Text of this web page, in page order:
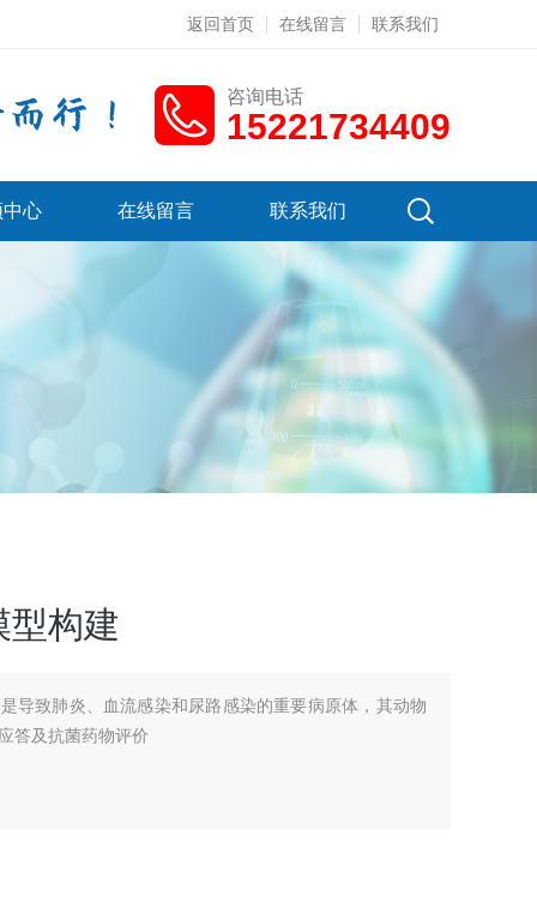
返回首页 在线留言 联系我们
咨询电话
15221734409
心 在线留言 联系我们
型构建
导致肺炎、血流感染和尿路感染的重要病原体，其动物
答及抗菌药物评价